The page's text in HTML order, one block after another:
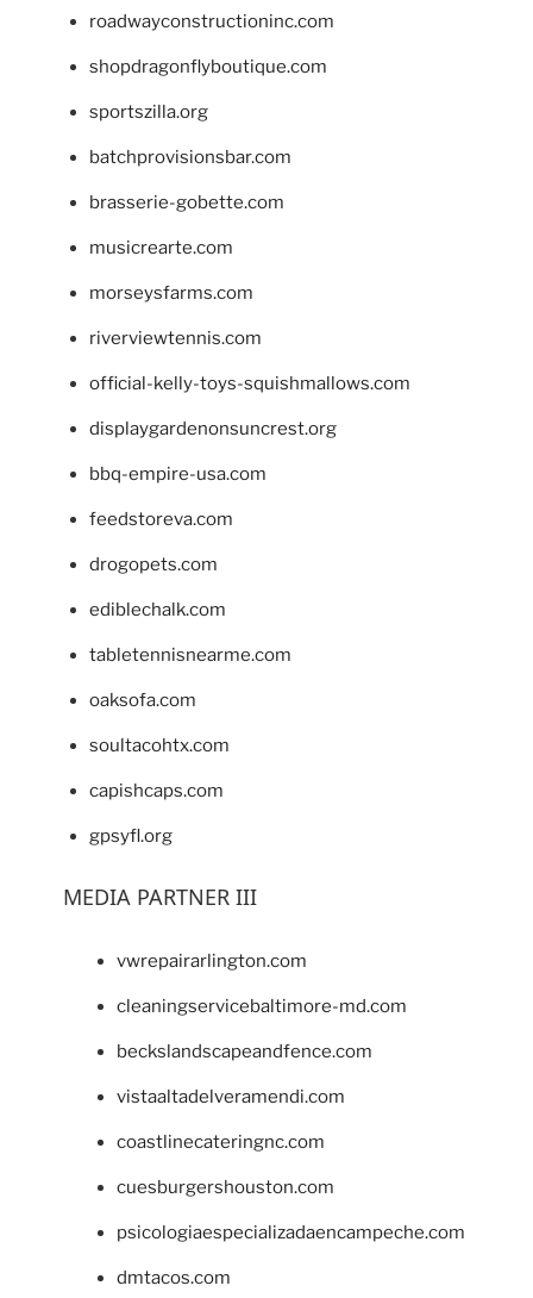
roadwayconstructioninc.com
shopdragonflyboutique.com
sportszilla.org
batchprovisionsbar.com
brasserie-gobette.com
musicrearte.com
morseysfarms.com
riverviewtennis.com
official-kelly-toys-squishmallows.com
displaygardenonsuncrest.org
bbq-empire-usa.com
feedstoreva.com
drogopets.com
ediblechalk.com
tabletennisnearme.com
oaksofa.com
soultacohtx.com
capishcaps.com
gpsyfl.org
MEDIA PARTNER III
vwrepairarlington.com
cleaningservicebaltimore-md.com
beckslandscapeandfence.com
vistaaltadelveramendi.com
coastlinecateringnc.com
cuesburgershouston.com
psicologiaespecializadaencampeche.com
dmtacos.com